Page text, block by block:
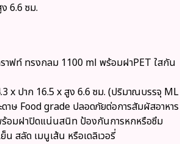
6.6 ซม.
ราฟท์ ทรงกลม 1100 ml พร้อมฝาPET ใสกัน
x ปาก 16.5 x สูง 6.6 ซม. (ปริมาณบรรจุ ML
าษ Food grade ปลอดภัยต่อการสัมผัสอาหาร
อมฝาปิดแน่นสนิท ป้องกันการหกหรือซึม
น สลัด เมนูเส้น หรือเดลิเวอรี่